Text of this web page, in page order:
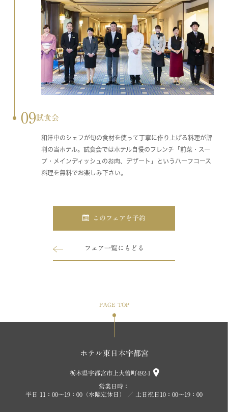
09試食会
和洋中のシェフが旬の食材を使って丁寧に作り上げる料理が評
判の当ホテル。試食会ではホテル自慢のフレンチ「前菜・スー
プ・メインディッシュのお肉、デザート」というハーフコース
料理を無料でお楽しみ下さい。
このフェアを予約
フェア一覧にもどる
PAGE TOP
ホテル東日本宇都宮
栃木県宇都宮市上大曽町492-1
営業日時：
平日 11：00～19：00（水曜定休日） ／ 土日祝日10：00～19：00